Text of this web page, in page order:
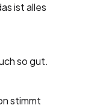
ist alles
so gut.
stimmt